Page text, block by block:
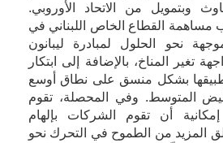
من الاتحاد الأوروبي.
القطاع الخاص اللبناني في
نحو الحلول لمبادرة ليبانون
المناخ، بالإضافة إلى ابتكار
بشكل منسق على نطاق أوسع
المتوسط. وفي المحصلة، تقوم
أن تقوم الشركات بإلهام
من الطموح في التحرك نحو